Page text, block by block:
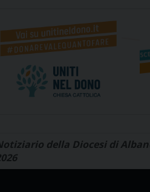
della Diocesi di